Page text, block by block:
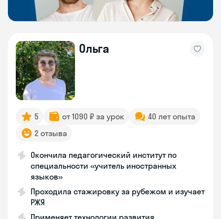
Ольга
5 от 1090 ₽ за урок
40 лет опыта
2 отзыва
Окончила педагогический институт по
специальности «учитель иностранных
языков»
Проходила стажировку за рубежом и изучает
РЖЯ
Применяет технологии развития